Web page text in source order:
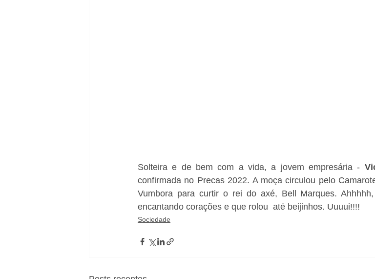
Solteira e de bem com a vida, a jovem empresária -
confirmada no Precas 2022. A moça circulou pelo
Vumbora para curtir o rei do axé, Bell Marques.
encantando corações e que rolou  até beijinhos. Uuuui!!!!
Sociedade